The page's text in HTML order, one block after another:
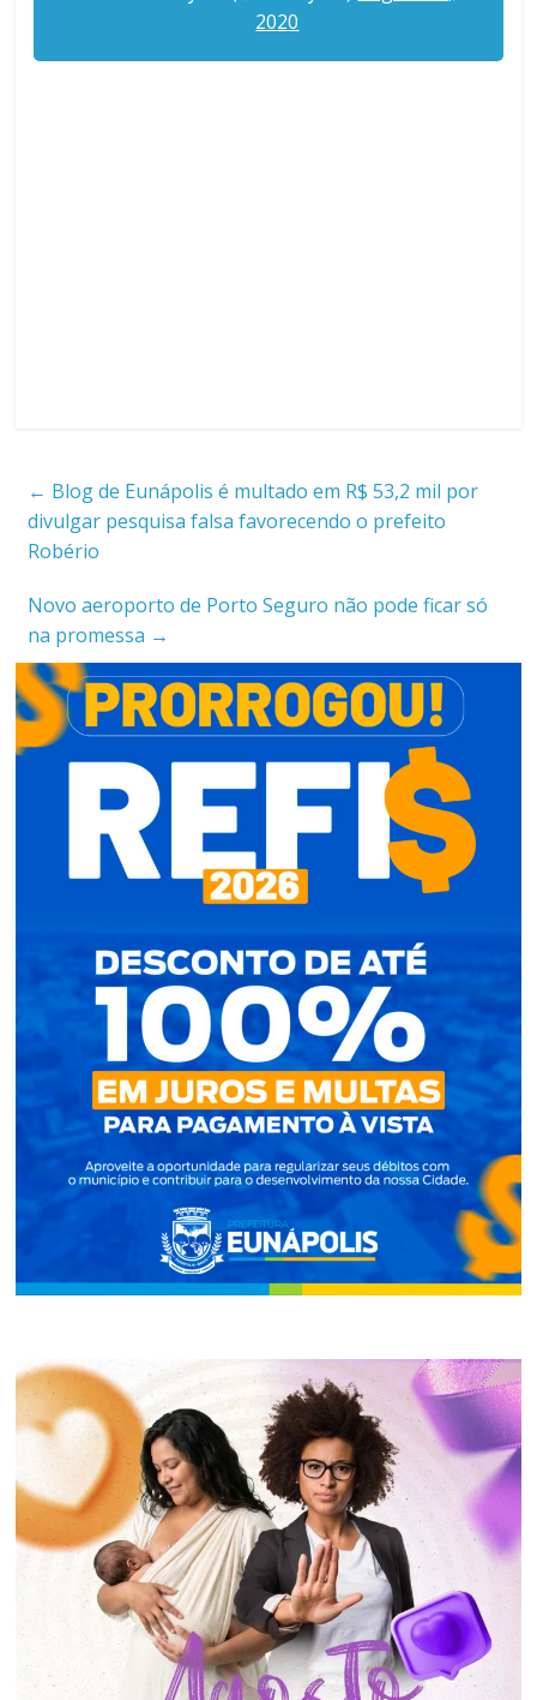
2020
← Blog de Eunápolis é multado em R$ 53,2 mil por
divulgar pesquisa falsa favorecendo o prefeito
Robério
Novo aeroporto de Porto Seguro não pode ficar só
na promessa →